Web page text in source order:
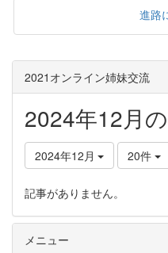
進路
2021オンライン姉妹交流
2024年12月
2024年12月 20件
記事がありません。
メニュー